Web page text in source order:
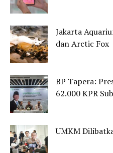
Jakarta
dan Arctic Fox
BP Tapera:
62.000 KPR
UMKM